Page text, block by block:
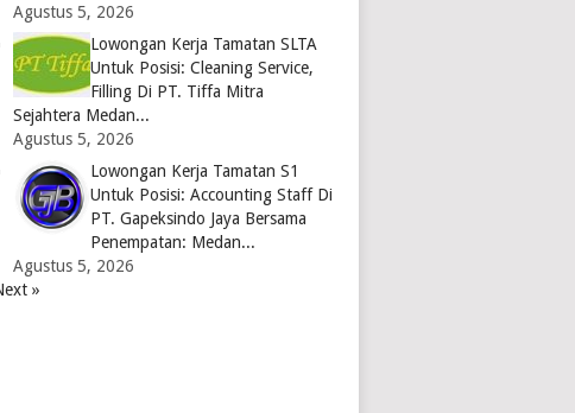
Agustus 5, 2026
Lowongan Kerja Tamatan SLTA
Untuk Posisi: Cleaning Service,
Filling Di PT. Tiffa Mitra
Sejahtera Medan...
Agustus 5, 2026
Lowongan Kerja Tamatan S1
Untuk Posisi: Accounting Staff Di
PT. Gapeksindo Jaya Bersama
Penempatan: Medan...
Agustus 5, 2026
»